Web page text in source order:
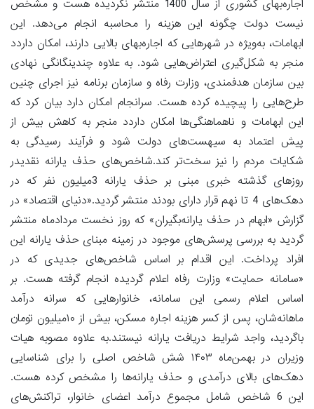
اجاره‌بهای کشوری از سال 1400 منتشر نگردیده هست و مشخص
نیست دولت چگونه این هزینه را محاسبه انجام می‌دهد. این
ابهامات، به‌ویژه در شهرهایی که اجاره‌بهای بالایی دارند، امکان داردد
منجر به شکل‌گیری اعتراض‌هایی شود. به علاوه چندینگانگی نهادی
بین سازمان هدفمندی، وزارت رفاه و سازمان برنامه نیز اجرای چنین
طرح‌هایی را پیچیده کرده هست. سرانجام امکان دارد بیان کرد که
این ابهامات و ناهماهنگی‌ها امکان داردد منجر به کاهش بیش از
پیش اعتماد به سیهست‌های دولت شود و فرآیند رسیدگی به
شکایات مردم را نیز سخت‌تر کند.شاخص‌های حذف یارانه نقدیدر
روزهای گذشته خبری مبنی بر حذف یارانه 3‌میلیون نفر که در
دهک‌های 4 تا نهم قرار دارای بودند منتشر گردید.«دنیای اقتصاد» در
گزارش «ابهام در حذف یارانه‌بگیران» که روز نخست مردادماه منتشر
گردید به بررسی پرسش‌های موجود در زمینه مبنای حذف یارانه این
افراد پرداخت. این اقدام بر اساس شاخص‌های جدیدی که در
«سامانه حمایت» وزارت رفاه اعلام گردیده انجام گرفته هست. بر
اساس اعلام رسمی این سامانه، خانوارهایی که سرانه درآمد
ماهانه‌شان، پس از کسر هزینه اجاره مسکن، بیش از ۱۰‌میلیون تومان
باگردید، واجد شرایط دریافت یارانه نیستند.به علاوه مصوبه هیات
وزیران در بهمن‌ماه ۱۴۰۳ شش شاخص اصلی را برای شناسایی
دهک‌های بالای درآمدی و حذف یارانه‌ها را مشخص کرده هست.
این 6 شاخص شامل مجموع درآمد اعضای خانوار، تراکنش‌های